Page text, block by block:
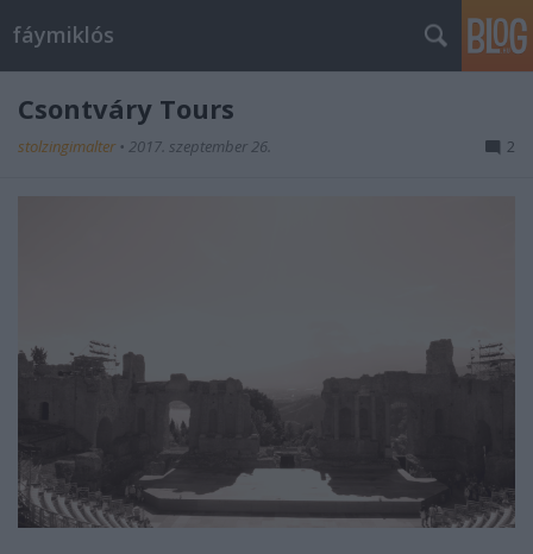
fáymiklós
Csontváry Tours
stolzingimalter • 2017. szeptember 26. 2